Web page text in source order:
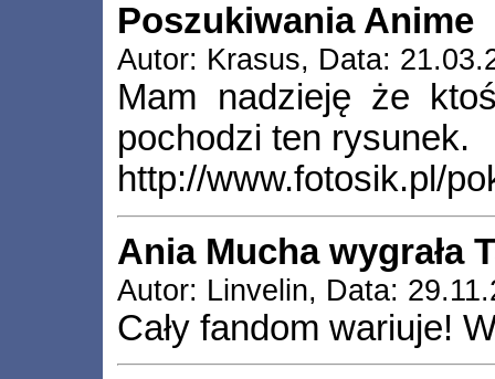
Poszukiwania Anime
Autor: Krasus, Data:
Mam nadzieję że
pochodzi ten rysunek.
http://www.fotosik.pl/
Ania Mucha wygrała
Autor: Linvelin, Data:
Cały fandom wariuje!